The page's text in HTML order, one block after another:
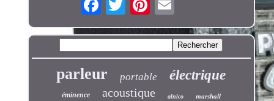
parleur portable électrique
éminence acoustique alnico marshall